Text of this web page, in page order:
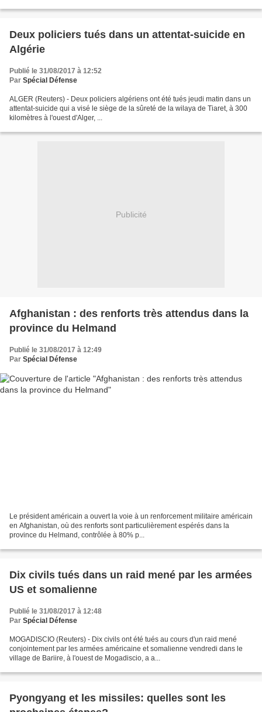
Deux policiers tués dans un attentat-suicide en
Algérie
Publié le 31/08/2017 à 12:52
Par Spécial Défense
ALGER (Reuters) - Deux policiers algériens ont été tués jeudi matin dans un
attentat-suicide qui a visé le siège de la sûreté de la wilaya de Tiaret, à 300
kilomètres à l'ouest d'Alger, ...
Publicité
Afghanistan : des renforts très attendus dans la
province du Helmand
Publié le 31/08/2017 à 12:49
Par Spécial Défense
Le président américain a ouvert la voie à un renforcement militaire américain
en Afghanistan, où des renforts sont particulièrement espérés dans la
province du Helmand, contrôlée à 80% p...
Dix civils tués dans un raid mené par les armées
US et somalienne
Publié le 31/08/2017 à 12:48
Par Spécial Défense
MOGADISCIO (Reuters) - Dix civils ont été tués au cours d'un raid mené
conjointement par les armées américaine et somalienne vendredi dans le
village de Bariire, à l'ouest de Mogadiscio, a a...
Pyongyang et les missiles: quelles sont les